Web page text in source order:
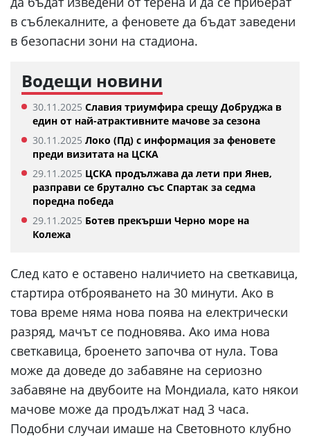
в съблекалните, а феновете да бъдат заведени
в безопасни зони на стадиона.
Водещи новини
30.11.2025 Славия триумфира срещу Добруджа в
един от най-атрактивните мачове за сезона
30.11.2025 Локо (Пд) с информация за феновете
преди визитата на ЦСКА
29.11.2025 ЦСКА продължава да лети при Янев,
разправи се брутално със Спартак за седма
поредна победа
29.11.2025 Ботев прекърши Черно море на
Колежа
След като е оставено наличието на светкавица,
стартира отброяването на 30 минути. Ако в
това време няма нова поява на електрически
разряд, мачът се подновява. Ако има нова
светкавица, броенето започва от нула. Това
може да доведе до забавяне на сериозно
забавяне на двубоите на Мондиала, като някои
мачове може да продължат над 3 часа.
Подобни случаи имаше на Световното клубно